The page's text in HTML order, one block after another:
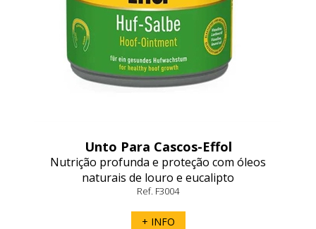
Unto Para Cascos-Effol
Nutrição profunda e proteção com óleos
naturais de louro e eucalipto
Ref. F3004
+ INFO